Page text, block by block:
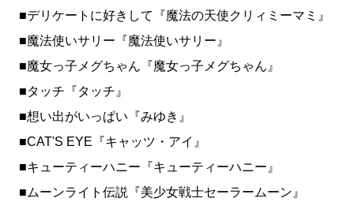
■デリケートに好きして『魔法の天使クリィミーマミ』
■魔法使いサリー『魔法使いサリー』
■魔女っ子メグちゃん『魔女っ子メグちゃん』
■タッチ『タッチ』
■想い出がいっぱい『みゆき』
■CAT'S EYE『キャッツ・アイ』
■キューティーハニー『キューティーハニー』
■ムーンライト伝説『美少女戦士セーラームーン』